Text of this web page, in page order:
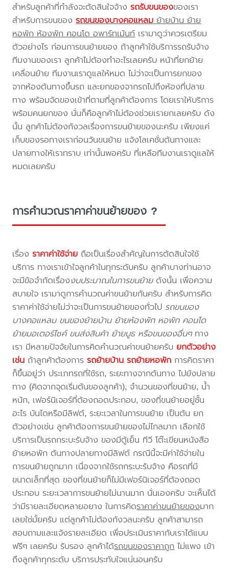
สำหรับลูกค้าที่กำลังจะตัดสินใจจ้างรถรับขนของของเรา
สำหรับการขนของรถขนของบางคอแหลมย้ายบ้าน ย้าย
หอพัก ห้องพัก คอนโด อพาร์ทเม้นท์เรามาดูว่าควรเตรียม
ตัวอย่างไร ก่อนการขนย้ายของ ถ้าลูกค้าใช้บริการรถรับจ้าง
ทีมงานของเรา ลูกค้าไม่ต้องทำอะไรเลยครับ หน้าที่ยกย้าย
เคลื่อนย้าย ทีมงานเราดูแลให้หมด ไม่ว่าจะเป็นการยกของ
จากห้องต้นทางขึ้นรถ และยกของจากรถไปถึงห้องที่ปลาย
ทาง พร้อมจัดของเข้าที่ตามที่ลูกค้าต้องการ โดยเราให้บริการ
พร้อมคนยกของ นั่นก็คือลูกค้าไม่ต้องช่วยเรายกเลยครับ ดัง
นั้น ลูกค้าไม่ต้องกังวลเรื่องการขนย้ายของนะครับ เพียงแค่
เก็บของรอทางเราก่อนวันขนย้าย แจ้งโลเคชั่นต้นทางและ
ปลายทางให้เราทราบ เท่านั้นพอครับ ที่เหลือทีมงานเราดูแลให้
หมดเลยครับ
การคำนวณราคาค่าขนย้ายของ ?
เรื่องราคาค่าใช้จ่าย ถือเป็นเรื่องสำคัญในการตัดสินใจใช้
บริการ ทางเราเข้าใจลูกค้าในทุกระดับครับ ลูกค้าบางท่านอาจ
จะมีข้อจำกัดเรื่องงบประมาณในการขนย้ายดังนั้น เพื่อความ
สบายใจ เรามาดูการคำนวณค่าขนย้ายกันครับ สำหรับการคิด
ราคาค่าใช้จ่ายไม่ว่าจะเป็นการขนย้ายของทั่วไป รถขนของ
บางคอแหลม ขนของย้ายบ้าน ย้ายห้องพัก หอพัก คอนโด
ย้ายมอเตอร์ไซค์ ขนส่งสินค้า ย้ายบูธ หรือขนของอื่นๆทาง
เรา มีหลายปัจจัยในการคิดคำนวณค่าขนย้ายครับยกตัวอย่าง
เช่น ถ้าลูกค้าต้องการรถย้ายบ้าน รถย้ายหอพัก การคิดราคา
ก็ขึ้นอยู่ว่า ประเภทรถที่ใช้รถ, ระยะทางจากต้นทาง ไปยังปลาย
ทาง (คิดจากจุดเริ่มต้นของลูกค้า), จำนวนของที่ขนย้าย, น้ำ
หนัก, เฟอร์นิเจอร์ที่ต้องถอดประกอบ, ของที่ขนย้ายอยู่ชั้น
อะไร บันไดหรือมีลิฟต์, ระยะเวลาในการขนย้าย เป็นต้น ยก
ตัวอย่างเช่น ลูกค้าต้องการขนย้ายของไม่ไกลมาก เลือกใช้
บริการเป็นรถกระบะรับจ้าง ของมีตู้เย็น ทีวี โต๊ะเขียนหนังสือ
ย้ายหอพัก ต้นทางปลายทางมีลิฟต์ กรณีนี้จะมีค่าใช้จ่ายใน
การขนย้ายถูกมาก เนื่องจากใช้รถกระบะรับจ้าง คือรถที่มี
ขนาดเล็กที่สุด ของที่ขนย้ายก็ไม่มีเฟอร์นิเจอร์ที่ต้องถอด
ประกอบ ระยะเวลาการขนย้ายไม่นานมาก นั่นเองครับ จะเห็นได้
ว่ามีรายละเอียดหลายอยาง ในการคิดราคาค่าขนย้ายของมาก
เลยใช่มั้ยครับ แต่ลูกค้าไม่ต้องกังวลนะครับ ลูกค้าสามารถ
สอบถามและแจ้งรายละเอียด เพื่อประเมินราคากับเราได้แบบ
ฟรีๆ เลยครับ รับรอง ลูกค้าได้รถขนของราคาถูกไม่แพง เข้า
ถึงลูกค้าทุกระดับ บริการประทับใจแน่นอนครับ